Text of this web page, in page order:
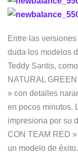
Entre las
duda los modelos
Teddy Santis,
NATURAL
» con detalles
en pocos minutos.
impresiona por su
CON TEAM RED
un modelo de éxito.